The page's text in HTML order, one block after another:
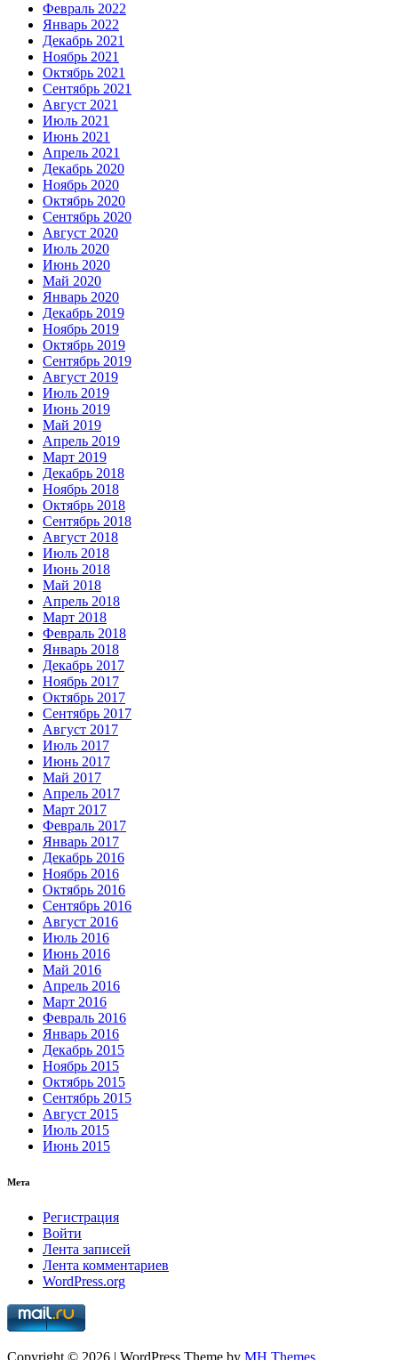
Февраль 2022
Январь 2022
Декабрь 2021
Ноябрь 2021
Октябрь 2021
Сентябрь 2021
Август 2021
Июль 2021
Июнь 2021
Апрель 2021
Декабрь 2020
Ноябрь 2020
Октябрь 2020
Сентябрь 2020
Август 2020
Июль 2020
Июнь 2020
Май 2020
Январь 2020
Декабрь 2019
Ноябрь 2019
Октябрь 2019
Сентябрь 2019
Август 2019
Июль 2019
Июнь 2019
Май 2019
Апрель 2019
Март 2019
Декабрь 2018
Ноябрь 2018
Октябрь 2018
Сентябрь 2018
Август 2018
Июль 2018
Июнь 2018
Май 2018
Апрель 2018
Март 2018
Февраль 2018
Январь 2018
Декабрь 2017
Ноябрь 2017
Октябрь 2017
Сентябрь 2017
Август 2017
Июль 2017
Июнь 2017
Май 2017
Апрель 2017
Март 2017
Февраль 2017
Январь 2017
Декабрь 2016
Ноябрь 2016
Октябрь 2016
Сентябрь 2016
Август 2016
Июль 2016
Июнь 2016
Май 2016
Апрель 2016
Март 2016
Февраль 2016
Январь 2016
Декабрь 2015
Ноябрь 2015
Октябрь 2015
Сентябрь 2015
Август 2015
Июль 2015
Июнь 2015
Мета
Регистрация
Войти
Лента записей
Лента комментариев
WordPress.org